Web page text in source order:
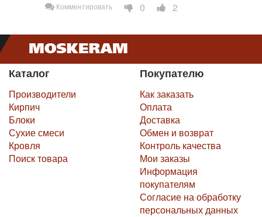
Комментировать 0 2
Каталог
Производители
Кирпич
Блоки
Сухие смеси
Кровля
Поиск товара
Покупателю
Как заказать
Оплата
Доставка
Обмен и возврат
Контроль качества
Мои заказы
Информация
покупателям
Согласие на обработку
персональных данных